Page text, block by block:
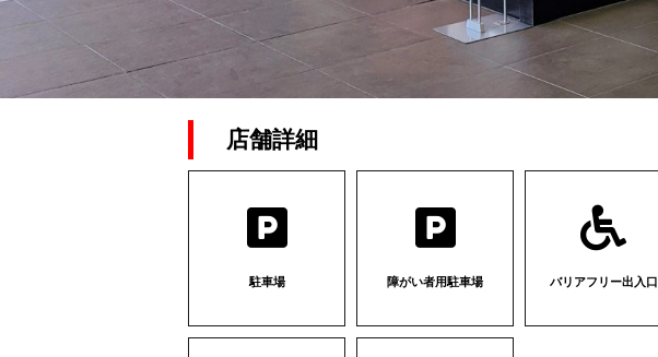
店舗詳細
駐車場 障がい者用駐車場 バリアフリー出入口